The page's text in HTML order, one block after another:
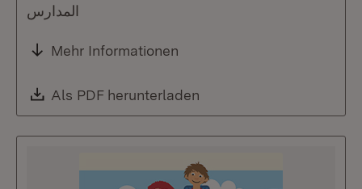
المدارس
Mehr Informationen
Download:
Als PDF herunterladen